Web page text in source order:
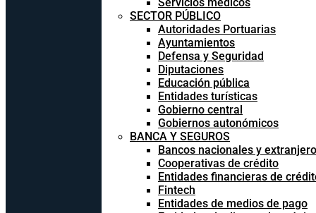
SECTOR PÚBLICO
Autoridades Portuarias
Ayuntamientos
Defensa y Seguridad
Diputaciones
Educación pública
Entidades turísticas
Gobierno central
Gobiernos autonómicos
BANCA Y SEGUROS
Bancos nacionales y
Cooperativas de crédito
Entidades financieras de
Fintech
Entidades de medios de pago